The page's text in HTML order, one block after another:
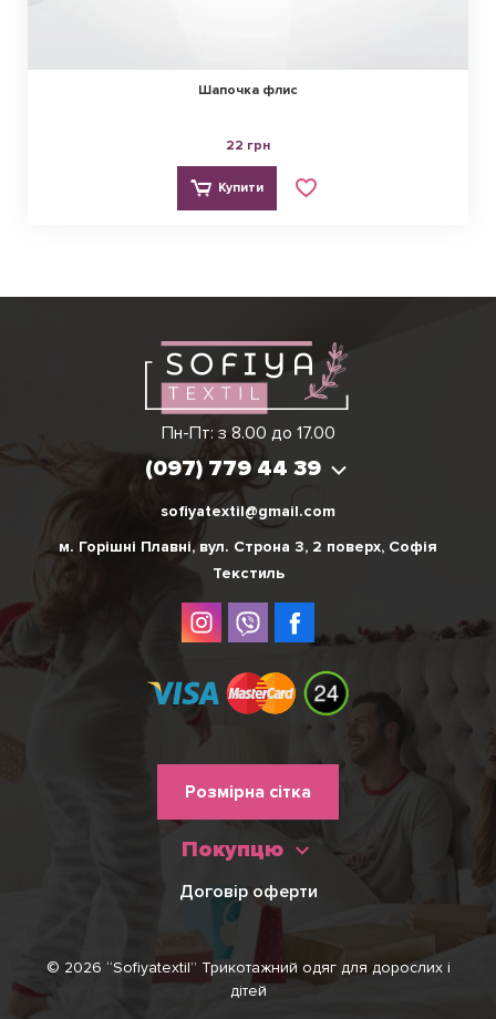
Шапочка флис
22 грн
Купити
Пн-Пт: з 8.00 до 17.00
(097) 779 44 39
Вікторія
(097) 779 44 39
sofiyatextil@gmail.com
м. Горішні Плавні, вул. Строна 3, 2 поверх, Софія
Текстиль
колонтитулу
Розмірна сітка
Покупцю
Договір оферти
© 2026 “Sofiyatextil” Трикотажний одяг для дорослих і
дітей